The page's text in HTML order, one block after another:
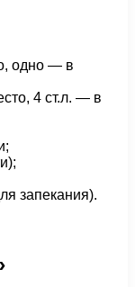
одно — в
4 ст.л. — в
запекания).